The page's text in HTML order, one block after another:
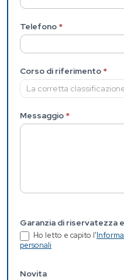
Telefono *
Corso di riferimento *
Messaggio *
Garanzia di riservatezza
Ho letto e capito l'
personali
Novita